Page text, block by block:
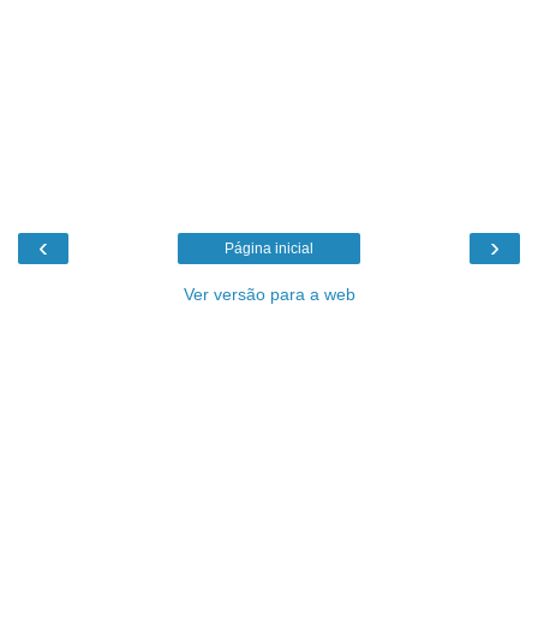
‹ ›
Página inicial
Ver versão para a web